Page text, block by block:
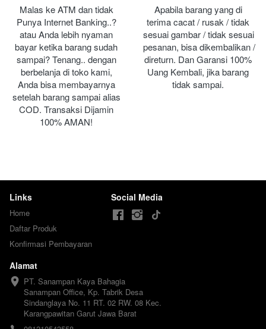
Malas ke ATM dan tidak
Punya Internet Banking..?
atau Anda lebih nyaman
bayar ketika barang sudah
sampai? Tenang.. dengan
berbelanja di toko kami,
Anda bisa membayarnya
setelah barang sampai alias
COD. Transaksi Dijamin
100% AMAN!
Apabila barang yang di
terima cacat / rusak / tidak
sesuai gambar / tidak sesuai
pesanan, bisa dikembalikan /
direturn. Dan Garansi 100%
Uang Kembali, jika barang
tidak sampai.
Links
Home
Daftar Produk
Konfirmasi Pembayaran
Social Media
Alamat
PT. Sanampan Kaya Bahagia
Sanampan Office, Kp. Tabrik Desa
Sindanglaya No. 11 RT. 02 RW. 08 Kec.
Karangpawitan Garut Jawa Barat